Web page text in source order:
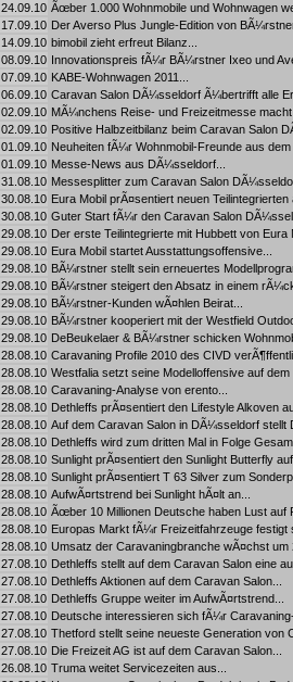
24.09.10 Ãœber 1.000 Wohnmobile und Wohnwagen
17.09.10 Der Averso Plus Jungle-Edition von
14.09.10 bimobil zieht erfreut Bilanz...
08.09.10 Innovationspreis fÃ¼r BÃ¼rstner Ixeo und
07.09.10 KABE-Wohnwagen 2011...
06.09.10 Caravan Salon DÃ¼sseldorf Ã¼bertrifft alle
02.09.10 MÃ¼nchens Reise- und Freizeitmesse macht
02.09.10 Positive Halbzeitbilanz beim Caravan Salon
01.09.10 Neuheiten fÃ¼r Wohnmobil-Freunde aus
01.09.10 Messe-News aus DÃ¼sseldorf...
31.08.10 Messesplitter zum Caravan Salon
30.08.10 Eura Mobil prÃ¤sentiert neuen
30.08.10 Guter Start fÃ¼r den Caravan Salon
29.08.10 Der erste Teilintegrierte mit Hubbett von Eura
29.08.10 Eura Mobil startet Ausstattungsoffensive...
29.08.10 BÃ¼rstner stellt sein erneuertes
29.08.10 BÃ¼rstner steigert den Absatz in einem
29.08.10 BÃ¼rstner-Kunden wÃ¤hlen Beirat...
29.08.10 BÃ¼rstner kooperiert mit der Westfield
29.08.10 DeBeukelaer & BÃ¼rstner schicken
28.08.10 Caravaning Profile 2010 des CIVD
28.08.10 Westfalia setzt seine Modelloffensive auf
28.08.10 Caravaning-Analyse von erento...
28.08.10 Dethleffs prÃ¤sentiert den Lifestyle Alkoven
28.08.10 Auf dem Caravan Salon in DÃ¼sseldorf stellt
28.08.10 Dethleffs wird zum dritten Mal in Folge
28.08.10 Sunlight prÃ¤sentiert den Sunlight Butterfly
28.08.10 Sunlight prÃ¤sentiert T 63 Silver zum
28.08.10 AufwÃ¤rtstrend bei Sunlight hÃ¤lt an...
28.08.10 Ãœber 10 Millionen Deutsche haben Lust auf
28.08.10 Europas Markt fÃ¼r Freizeitfahrzeuge festigt
28.08.10 Umsatz der Caravaningbranche wÃ¤chst um
27.08.10 Dethleffs stellt auf dem Caravan Salon eine
27.08.10 Dethleffs Aktionen auf dem Caravan Salon...
27.08.10 Dethleffs Gruppe weiter im AufwÃ¤rtstrend...
27.08.10 Deutsche interessieren sich fÃ¼r
27.08.10 Thetford stellt seine neueste Generation von
27.08.10 Die Freizeit AG ist auf dem Caravan Salon...
26.08.10 Truma weitet Servicezeiten aus...